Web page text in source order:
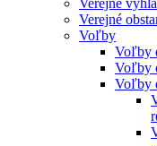
Verejné
Voľby
Voľby
Voľby
Voľby